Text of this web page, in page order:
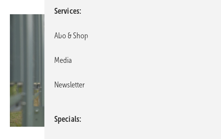
Services
Abo & Shop
Media
Newsletter
Specials